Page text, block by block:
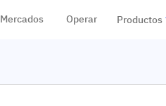
Mercados Operar Productos